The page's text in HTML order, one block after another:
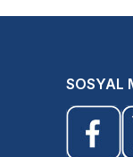
SOSYAL